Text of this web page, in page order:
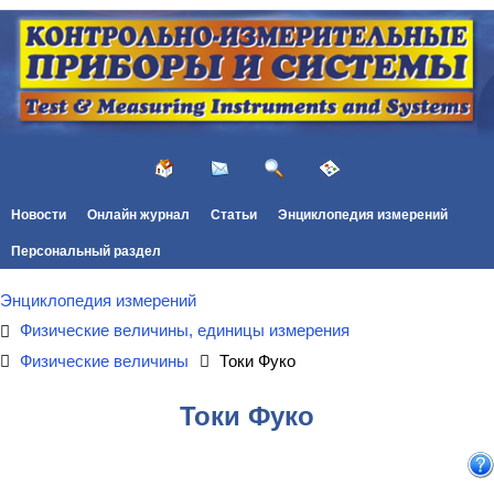
Новости Онлайн журнал Статьи Энциклопедия измерений
Персональный раздел
Энциклопедия измерений
Физические величины, единицы измерения
Физические величины
Токи Фуко
Токи Фуко